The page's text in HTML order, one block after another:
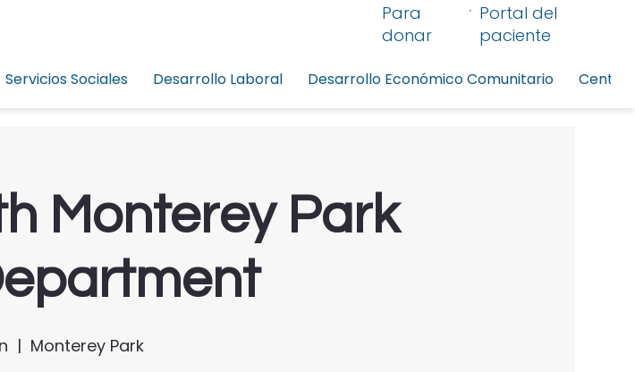
Servicios Sociales Desarrollo Laboral Desarrollo Económico Comunitario Centro
Para
donar
Portal del
paciente
Monterey Park
  |
Monterey Park